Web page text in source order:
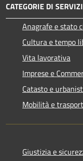
CATEGORIE DI
Anagrafe e stato
Cultura e tempo
Vita lavorativa
Imprese e
Catasto e
Mobilità e
Giustizia e